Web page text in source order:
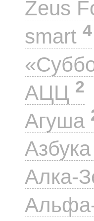
Zeus
smart 4
АЦЦ 2
Агуша
Алка-